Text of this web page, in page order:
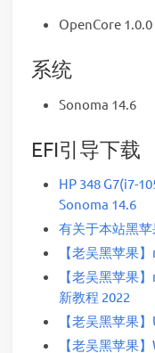
OpenCore 1.0.0
系统
Sonoma 14.6
EFI引导下载
HP 348 G7(i7-
Sonoma 14.6
有关于本站黑
【老吴黑苹果
【老吴黑苹果
新教程 2022
【老吴黑苹果
【老吴黑苹果